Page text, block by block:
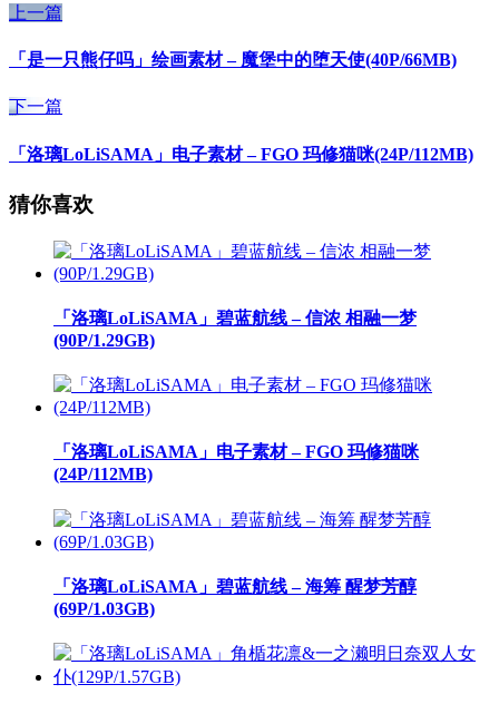
上一篇
「是一只熊仔吗」绘画素材 – 魔堡中的堕天使(40P/66MB)
下一篇
「洛璃LoLiSAMA」电子素材 – FGO 玛修猫咪(24P/112MB)
猜你喜欢
「洛璃LoLiSAMA」碧蓝航线 – 信浓 相融一梦
(90P/1.29GB)
「洛璃LoLiSAMA」电子素材 – FGO 玛修猫咪
(24P/112MB)
「洛璃LoLiSAMA」碧蓝航线 – 海筹 醒梦芳醇
(69P/1.03GB)